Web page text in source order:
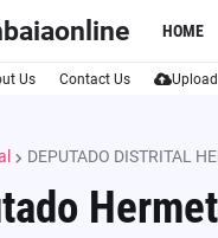
HOME
Us Contact Us Upload
DEPUTADO DISTRITAL